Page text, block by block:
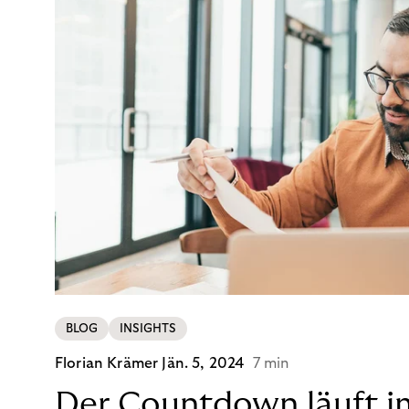
BLOG INSIGHTS
Florian Krämer Jän. 5, 2024 7 min